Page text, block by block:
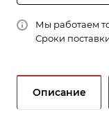
Мы работаем
Сроки
Описание